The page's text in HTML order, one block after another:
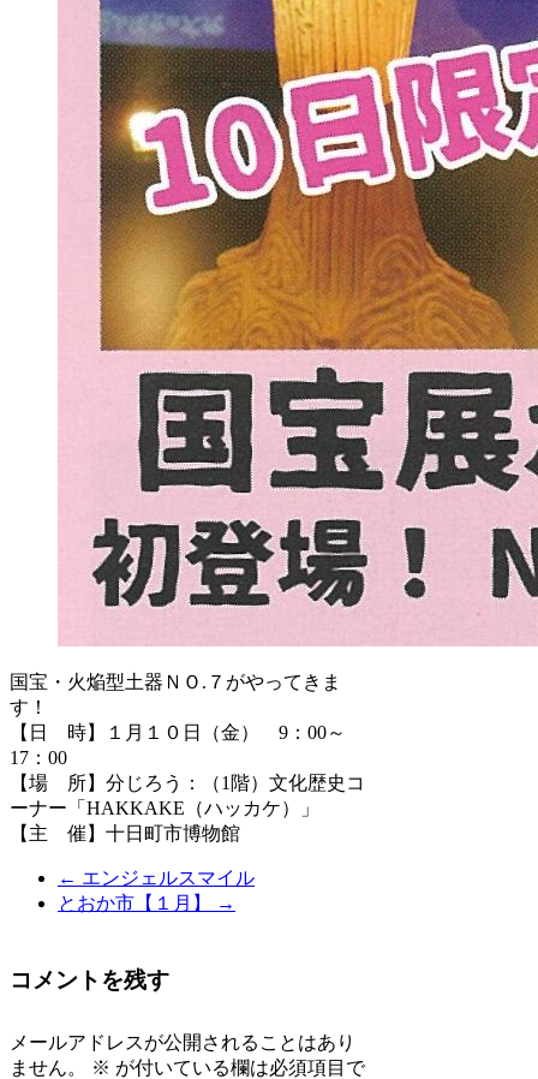
国宝・火焔型土器ＮＯ.７がやってきま
す！
【日 時】１月１０日（金） 9：00～
17：00
【場 所】分じろう：（1階）文化歴史コ
ーナー「HAKKAKE（ハッカケ）」
【主 催】十日町市博物館
← エンジェルスマイル
とおか市【１月】
→
コメントを残す
メールアドレスが公開されることはあり
ません。
※ が付いている欄は必須項目で